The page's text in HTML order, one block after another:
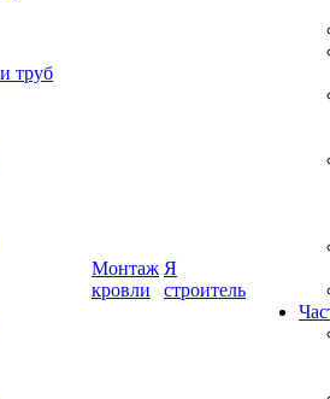
труб
Монтаж
кровли
Я
строитель